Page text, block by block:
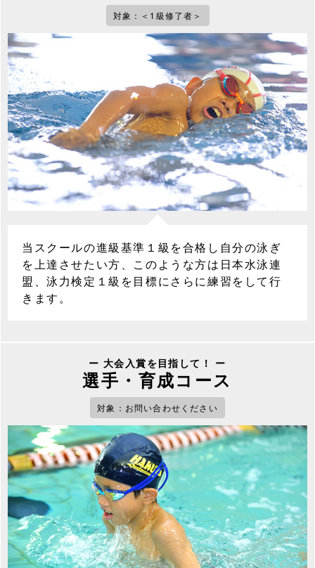
対象：＜1級修了者＞
当スクールの進級基準１級を合格し自分の泳ぎ
を上達させたい方、このような方は日本水泳連
盟、泳力検定１級を目標にさらに練習をして行
きます。
ー 大会入賞を目指して！ ー
選手・育成コース
対象：お問い合わせください